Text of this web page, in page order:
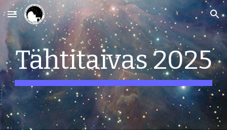
Skip to main content Skip to navigation
Tähtitaivas 2025